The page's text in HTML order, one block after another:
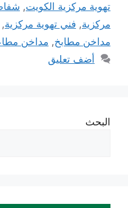
تهوية مركزية الكويت,
مركزية, فني تهوية مركزية,
مداخن مطابخ, مداخن
أضف تعليق
البحث